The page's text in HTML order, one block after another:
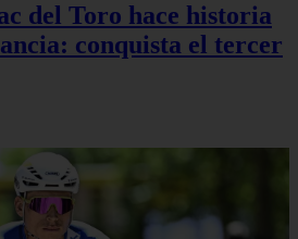
del Toro hace historia
conquista el tercer